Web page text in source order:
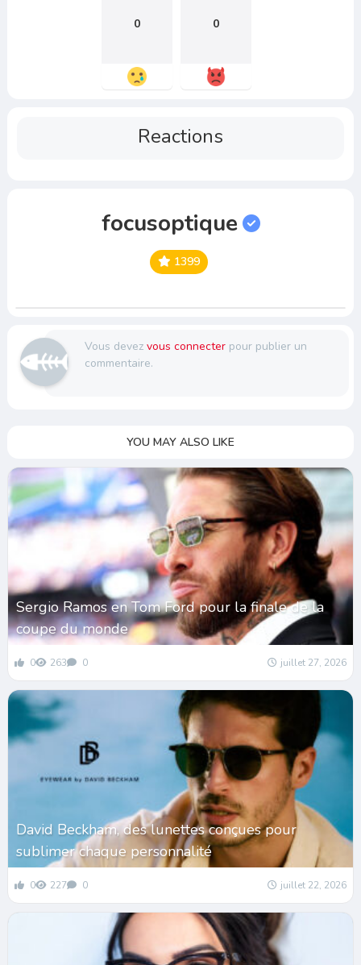
0 0
Reactions
focusoptique
1399
Vous devez vous connecterpour publier un
commentaire.
YOU MAY ALSO LIKE
Sergio Ramos en Tom Ford pour la finale de la
coupe du monde
0 263 0 juillet 27, 2026
David Beckham, des lunettes conçues pour
sublimer chaque personnalité
0 227 0 juillet 22, 2026